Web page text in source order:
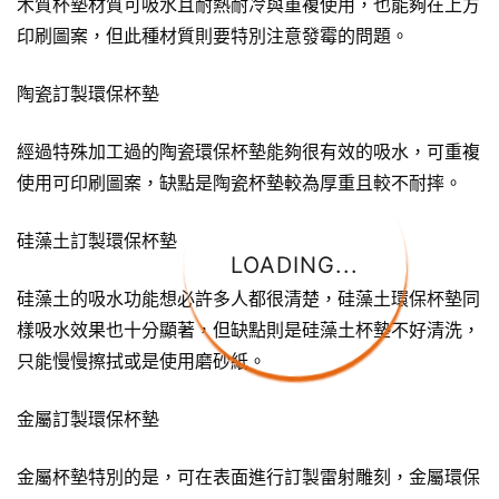
LOADING...
印刷圖案，但此種材質則要特別注意發霉的問題。
陶瓷訂製環保杯墊
經過特殊加工過的陶瓷環保杯墊能夠很有效的吸水，可重複
使用可印刷圖案，缺點是陶瓷杯墊較為厚重且較不耐摔。
硅藻土訂製環保杯墊
硅藻土的吸水功能想必許多人都很清楚，硅藻土環保杯墊同
樣吸水效果也十分顯著，但缺點則是硅藻土杯墊不好清洗，
只能慢慢擦拭或是使用磨砂紙。
金屬訂製環保杯墊
金屬杯墊特別的是，可在表面進行訂製雷射雕刻，金屬環保